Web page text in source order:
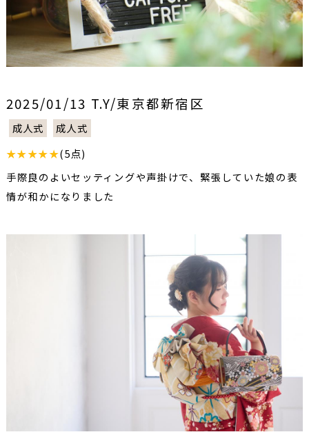
2025/01/13 T.Y/東京都新宿区
成人式
成人式
★★★★★(5点)
手際良のよいセッティングや声掛けで、緊張していた娘の表
情が和かになりました